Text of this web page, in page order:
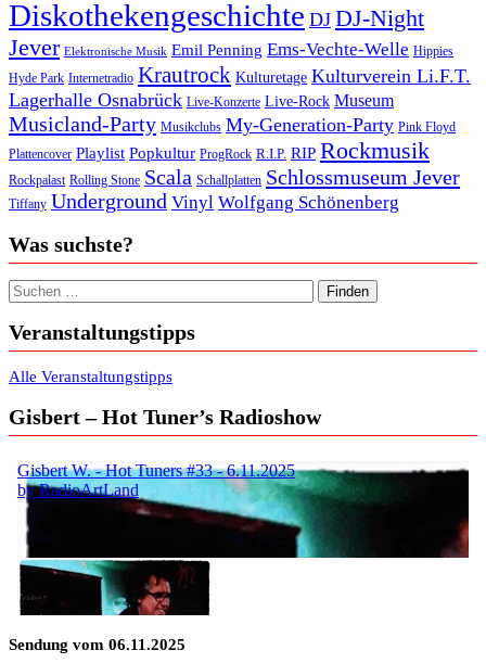
Diskothekengeschichte DJ DJ-Night
Jever Elektronische Musik Emil Penning Ems-Vechte-Welle Hippies
Hyde Park Internetradio Krautrock Kulturetage Kulturverein Li.F.T.
Lagerhalle Osnabrück Live-Konzerte Live-Rock Museum
Musicland-Party Musikclubs My-Generation-Party Pink Floyd
Plattencover Playlist Popkultur ProgRock R.I.P. RIP Rockmusik
Rockpalast Rolling Stone Scala Schallplatten Schlossmuseum Jever
Tiffany Underground Vinyl Wolfgang Schönenberg
Was suchste?
Suchen nach:
Veranstaltungstipps
Alle Veranstaltungstipps
Gisbert – Hot Tuner’s Radioshow
Sendung vom 06.11.2025